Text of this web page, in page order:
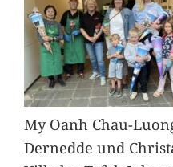
My Oanh Chau-
Dernedde und